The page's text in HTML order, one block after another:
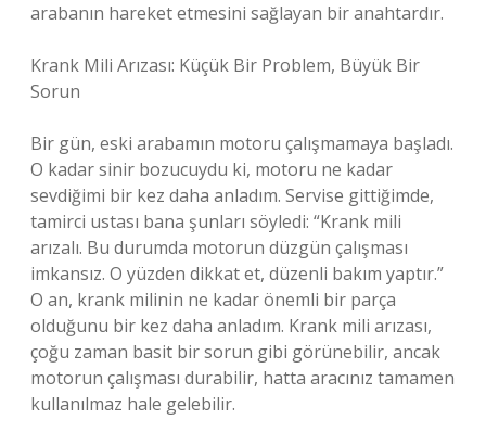
arabanın hareket etmesini sağlayan bir anahtardır.
Krank Mili Arızası: Küçük Bir Problem, Büyük Bir
Sorun
Bir gün, eski arabamın motoru çalışmamaya başladı.
O kadar sinir bozucuydu ki, motoru ne kadar
sevdiğimi bir kez daha anladım. Servise gittiğimde,
tamirci ustası bana şunları söyledi: “Krank mili
arızalı. Bu durumda motorun düzgün çalışması
imkansız. O yüzden dikkat et, düzenli bakım yaptır.”
O an, krank milinin ne kadar önemli bir parça
olduğunu bir kez daha anladım. Krank mili arızası,
çoğu zaman basit bir sorun gibi görünebilir, ancak
motorun çalışması durabilir, hatta aracınız tamamen
kullanılmaz hale gelebilir.